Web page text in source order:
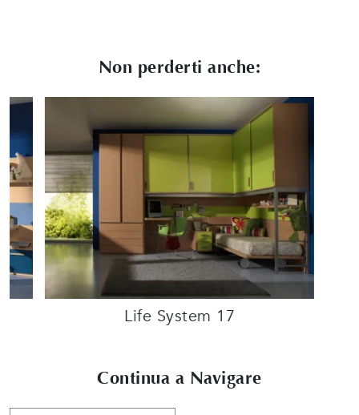
Non perderti anche:
Life System 17
Continua a Navigare